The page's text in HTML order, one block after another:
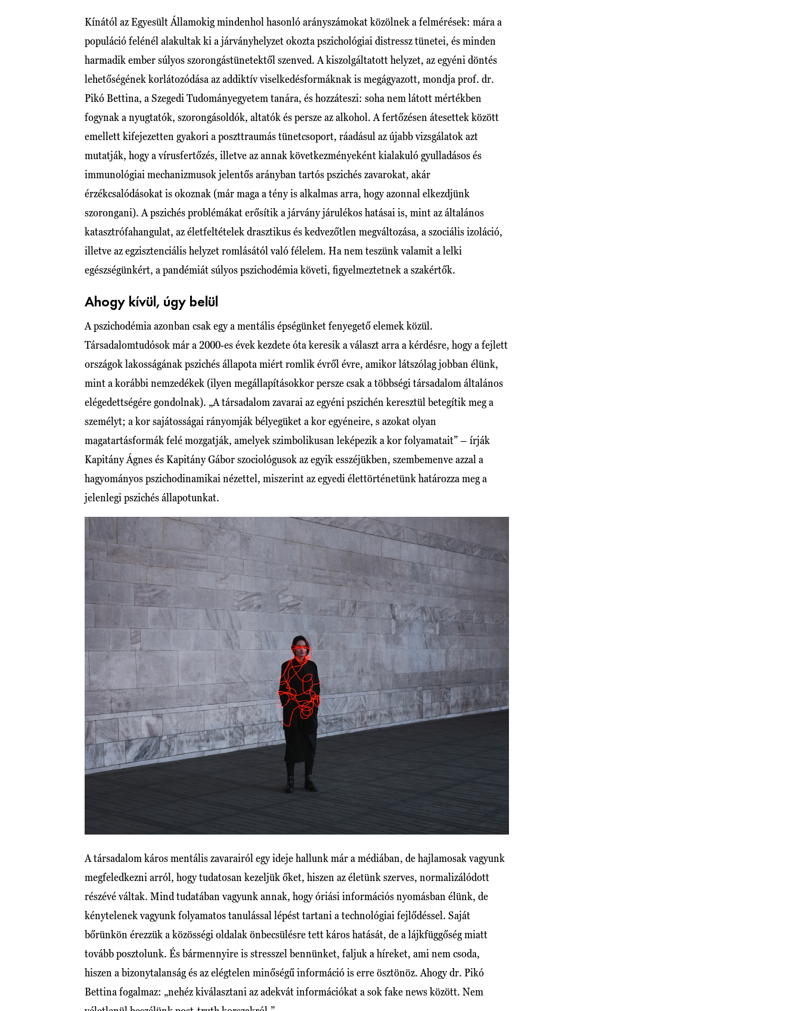
Kínától az Egyesült Államokig mindenhol hasonló arányszámokat közölnek a felmérések: mára a
populáció felénél alakultak ki a járványhelyzet okozta pszichológiai distressz tünetei, és minden
harmadik ember súlyos szorongástünetektől szenved. A kiszolgáltatott helyzet, az egyéni döntés
lehetőségének korlátozódása az addiktív viselkedésformáknak is megágyazott, mondja prof. dr.
Pikó Bettina, a Szegedi Tudományegyetem tanára, és hozzáteszi: soha nem látott mértékben
fogynak a nyugtatók, szorongásoldók, altatók és persze az alkohol. A fertőzésen átesettek között
emellett kifejezetten gyakori a poszttraumás tünetcsoport, ráadásul az újabb vizsgálatok azt
mutatják, hogy a vírusfertőzés, illetve az annak következményeként kialakuló gyulladásos és
immunológiai mechanizmusok jelentős arányban tartós pszichés zavarokat, akár
érzékcsalódásokat is okoznak (már maga a tény is alkalmas arra, hogy azonnal elkezdjünk
szorongani). A pszichés problémákat erősítik a járvány járulékos hatásai is, mint az általános
katasztrófahangulat, az életfeltételek drasztikus és kedvezőtlen megváltozása, a szociális izoláció,
illetve az egzisztenciális helyzet romlásától való félelem. Ha nem teszünk valamit a lelki
egészségünkért, a pandémiát súlyos pszichodémia követi, figyelmeztetnek a szakértők.
Ahogy kívül, úgy belül
A pszichodémia azonban csak egy a mentális épségünket fenyegető elemek közül.
Társadalomtudósok már a 2000-es évek kezdete óta keresik a választ arra a kérdésre, hogy a fejlett
országok lakosságának pszichés állapota miért romlik évről évre, amikor látszólag jobban élünk,
mint a korábbi nemzedékek (ilyen megállapításokkor persze csak a többségi társadalom általános
elégedettségére gondolnak). „A társadalom zavarai az egyéni pszichén keresztül betegítik meg a
személyt; a kor sajátosságai rányomják bélyegüket a kor egyéneire, s azokat olyan
magatartásformák felé mozgatják, amelyek szimbolikusan leképezik a kor folyamatait” – írják
Kapitány Ágnes és Kapitány Gábor szociológusok az egyik esszéjükben, szembemenve azzal a
hagyományos pszichodinamikai nézettel, miszerint az egyedi élettörténetünk határozza meg a
jelenlegi pszichés állapotunkat.
A társadalom káros mentális zavarairól egy ideje hallunk már a médiában, de hajlamosak vagyunk
megfeledkezni arról, hogy tudatosan kezeljük őket, hiszen az életünk szerves, normalizálódott
részévé váltak. Mind tudatában vagyunk annak, hogy óriási információs nyomásban élünk, de
kénytelenek vagyunk folyamatos tanulással lépést tartani a technológiai fejlődéssel. Saját
bőrünkön érezzük a közösségi oldalak önbecsülésre tett káros hatását, de a lájkfüggőség miatt
tovább posztolunk. És bármennyire is stresszel bennünket, faljuk a híreket, ami nem csoda,
hiszen a bizonytalanság és az elégtelen minőségű információ is erre ösztönöz. Ahogy dr. Pikó
Bettina fogalmaz: „nehéz kiválasztani az adekvát információkat a sok fake news között. Nem